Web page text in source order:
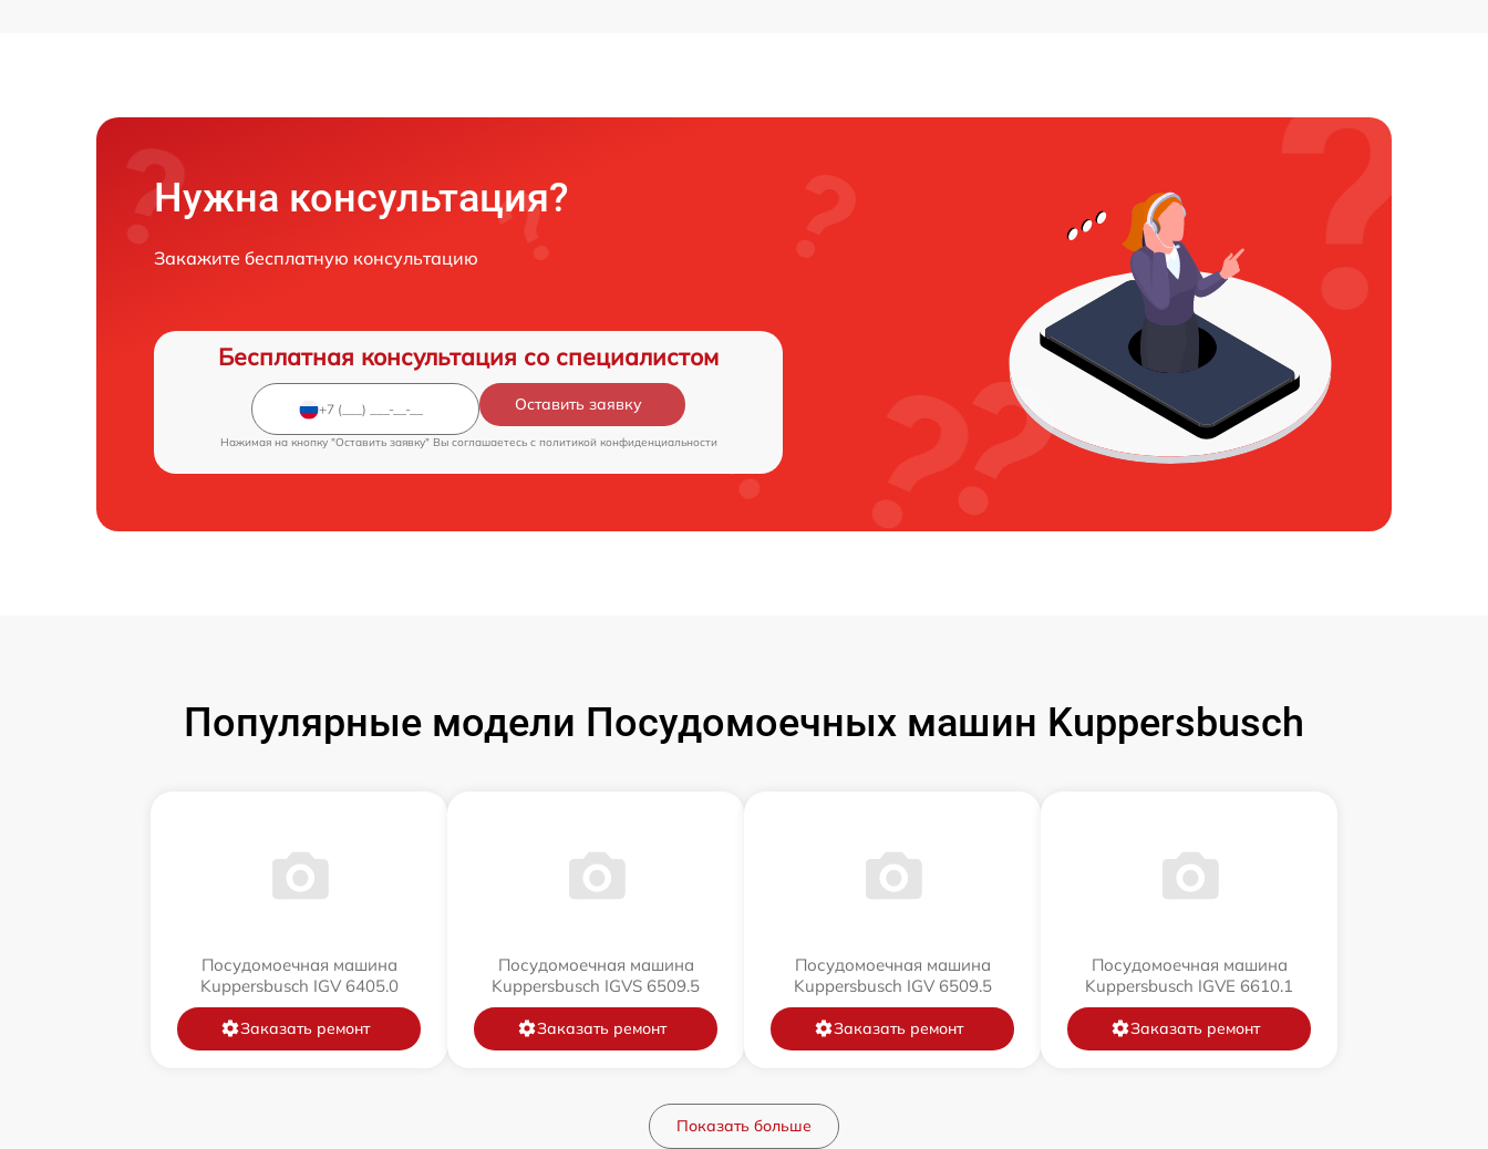
Нужна консультация?
Закажите бесплатную консультацию
Бесплатная консультация со специалистом
Оставить заявку
Нажимая на кнопку "Оставить заявку" Вы соглашаетесь c политикой конфиденциальности
Популярные модели Посудомоечных машин Kuppersbusch
Посудомоечная машина
Kuppersbusch IGV 6405.0
Заказать ремонт
Посудомоечная машина
Kuppersbusch IGVS 6509.5
Заказать ремонт
Посудомоечная машина
Kuppersbusch IGV 6509.5
Заказать ремонт
Посудомоечная машина
Kuppersbusch IGVE 6610.1
Заказать ремонт
Показать больше